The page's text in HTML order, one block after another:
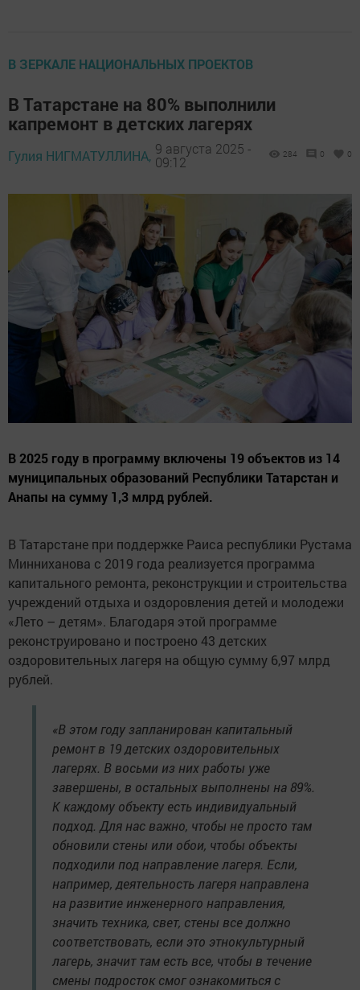
В ЗЕРКАЛЕ НАЦИОНАЛЬНЫХ ПРОЕКТОВ
В Татарстане на 80% выполнили
капремонт в детских лагерях
Гулия НИГМАТУЛЛИНА, 9 августа 2025 -
09:12
284 0 0
В 2025 году в программу включены 19 объектов из 14
муниципальных образований Республики Татарстан и
Анапы на сумму 1,3 млрд рублей.
В Татарстане при поддержке Раиса республики Рустама
Минниханова с 2019 года реализуется программа
капитального ремонта, реконструкции и строительства
учреждений отдыха и оздоровления детей и молодежи
«Лето – детям». Благодаря этой программе
реконструировано и построено 43 детских
оздоровительных лагеря на общую сумму 6,97 млрд
рублей.
«В этом году запланирован капитальный
ремонт в 19 детских оздоровительных
лагерях. В восьми из них работы уже
завершены, в остальных выполнены на 89%.
К каждому объекту есть индивидуальный
подход. Для нас важно, чтобы не просто там
обновили стены или обои, чтобы объекты
подходили под направление лагеря. Если,
например, деятельность лагеря направлена
на развитие инженерного направления,
значить техника, свет, стены все должно
соответствовать, если это этнокультурный
лагерь, значит там есть все, чтобы в течение
смены подросток смог ознакомиться с